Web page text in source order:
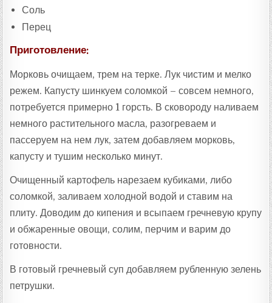
Соль
Перец
Приготовление:
Морковь очищаем, трем на терке. Лук чистим и мелко
режем. Капусту шинкуем соломкой – совсем немного,
потребуется примерно 1 горсть. В сковороду наливаем
немного растительного масла, разогреваем и
пассеруем на нем лук, затем добавляем морковь,
капусту и тушим несколько минут.
Очищенный картофель нарезаем кубиками, либо
соломкой, заливаем холодной водой и ставим на
плиту. Доводим до кипения и всыпаем гречневую крупу
и обжаренные овощи, солим, перчим и варим до
готовности.
В готовый гречневый суп добавляем рубленную зелень
петрушки.